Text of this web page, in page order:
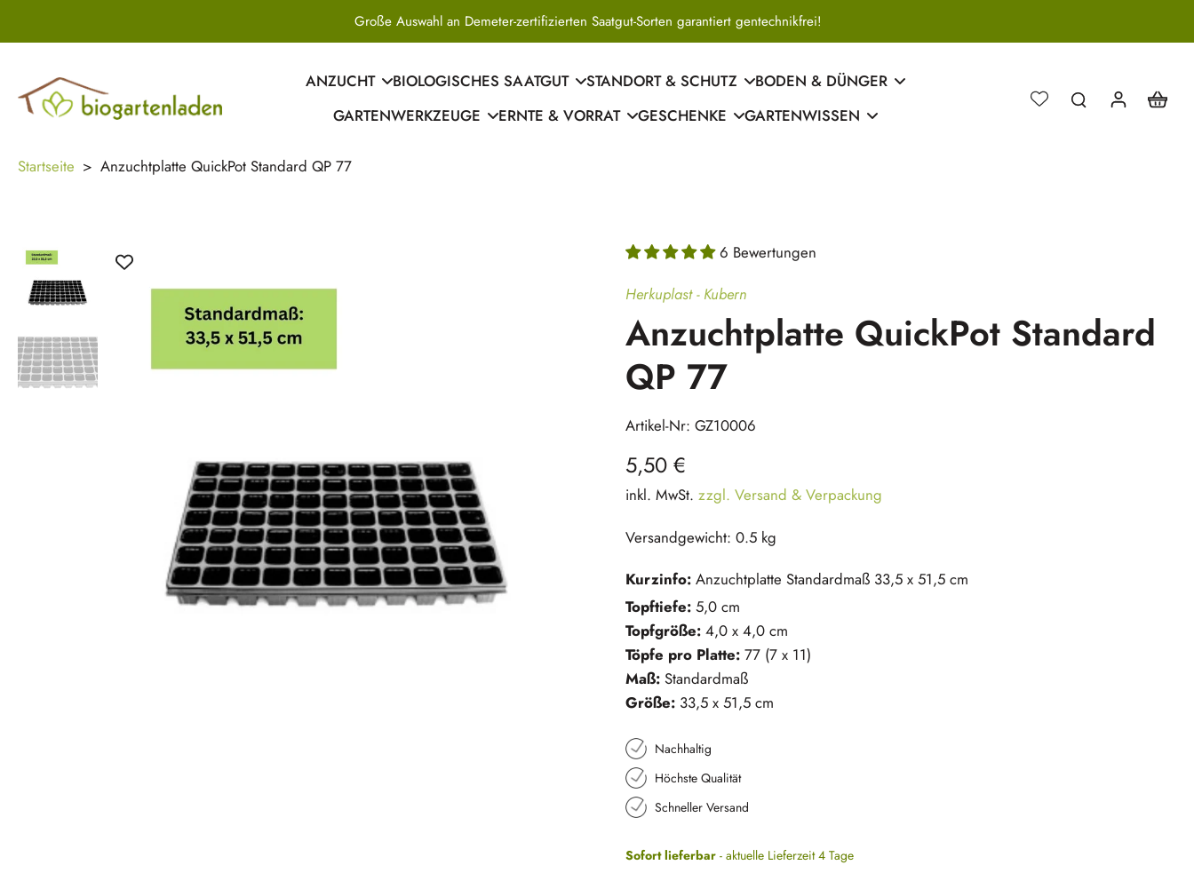
Inhalt
Jetzt Wintersteckzwiebeln & Blumenzwiebeln für den Herbst vorbestellen!
ANZUCHT BIOLOGISCHES SAATGUT STANDORT & SCHUTZ
BODEN & DÜNGER
GARTENWERKZEUGE
ERNTE & VORRAT GESCHENKE GARTENWISSEN
Startseite > Anzuchtplatte QuickPot Standard QP 77
Springe
zu
den
Produktinformationen
6 Bewertungen
Herkuplast - Kubern
Anzuchtplatte QuickPot Standard
QP 77
Artikel-Nr: GZ10006
5,50 €
inkl. MwSt. zzgl. Versand & Verpackung
Versandgewicht: 0.5 kg
Kurzinfo: Anzuchtplatte Standardmaß 33,5 x 51,5 cm
Topftiefe: 5,0 cm
Topfgröße: 4,0 x 4,0 cm
Töpfe pro Platte: 77 (7 x 11)
Maß: Standardmaß
Größe: 33,5 x 51,5 cm
Nachhaltig
Höchste Qualität
Schneller Versand
Sofort lieferbar - aktuelle Lieferzeit 4 Tage